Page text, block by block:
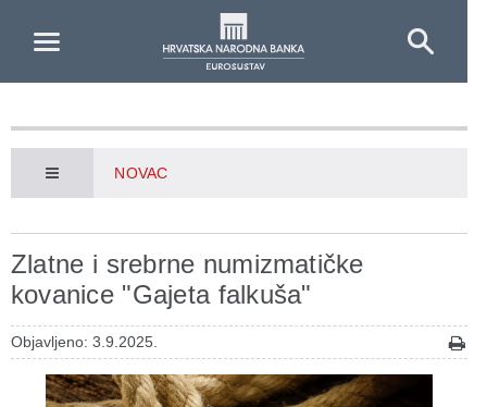
NOVAC
Zlatne i srebrne numizmatičke
kovanice "Gajeta falkuša"
Objavljeno: 3.9.2025.